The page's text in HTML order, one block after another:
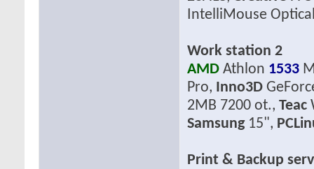
IntelliMouse
Work station 2
AMD Athlon 1533
Pro, Inno3D
2MB 7200 ot., Teac
Samsung15",
Print & Backup